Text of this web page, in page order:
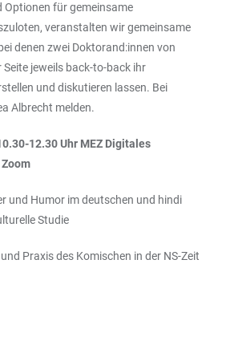
Optionen für gemeinsame
veranstalten wir gemeinsame
denen zwei Doktorand:innen von
jeweils back-to-back ihr
und diskutieren lassen. Bei
Albrecht melden.
12.30 Uhr MEZ Digitales
und Humor im deutschen und hindi
Studie
Praxis des Komischen in der NS-Zeit